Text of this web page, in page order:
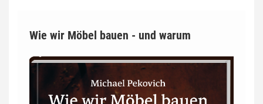
Wie wir Möbel bauen - und warum